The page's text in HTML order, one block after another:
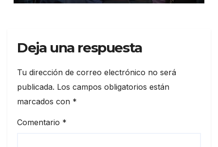
Deja una respuesta
Tu dirección de correo electrónico no será
publicada. Los campos obligatorios están
marcados con *
Comentario *